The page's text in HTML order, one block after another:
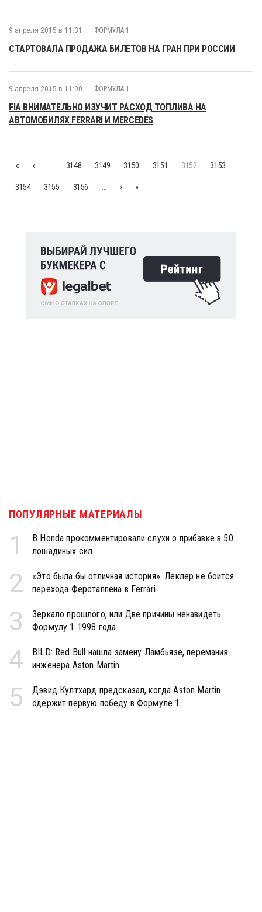
9 апреля 2015 в 11:31 ФОРМУЛА 1
СТАРТОВАЛА ПРОДАЖА БИЛЕТОВ НА ГРАН ПРИ РОССИИ
9 апреля 2015 в 11:00 ФОРМУЛА 1
FIA ВНИМАТЕЛЬНО ИЗУЧИТ РАСХОД ТОПЛИВА НА
АВТОМОБИЛЯХ FERRARI И MERCEDES
« ‹ 3148 3149 3150 3151 3152 3153
3154 3155 3156 › »
ПОПУЛЯРНЫЕ МАТЕРИАЛЫ
1
В Honda прокомментировали слухи о прибавке в 50
лошадиных сил
2
«Это была бы отличная история». Леклер не боится
перехода Ферстаппена в Ferrari
3
Зеркало прошлого, или Две причины ненавидеть
Формулу 1 1998 года
4
BILD: Red Bull нашла замену Ламбьязе, переманив
инженера Aston Martin
5
Дэвид Култхард предсказал, когда Aston Martin
одержит первую победу в Формуле 1